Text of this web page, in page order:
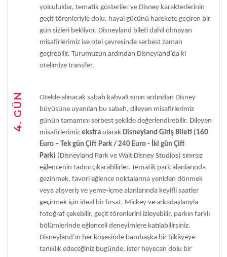
yolculuklar, tematik gösteriler ve Disney karakterlerinin
geçit törenleriyle dolu, hayal gücünü harekete geçiren bir
gün sizleri bekliyor. Disneyland bileti dahil olmayan
misafirlerimiz ise otel çevresinde serbest zaman
geçirebilir. Turumuzun ardından Disneyland’da ki
otelimize transfer.
4. GÜN
Otelde alınacak sabah kahvaltısının ardından Disney
büyüsüne uyanılan bu sabah, dileyen misafirlerimiz
günün tamamını serbest şekilde değerlendirebilir. Dileyen
misafirlerimiz ekstra olarak Disneyland Giriş Bileti (160
Euro – Tek gün Çift Park / 240 Euro - İki gün Çift
Park) (Disneyland Park ve Walt Disney Studios) sınırsız
eğlencenin tadını çıkarabilirler. Tematik park alanlarında
gezinmek, favori eğlence noktalarına yeniden dönmek
veya alışveriş ve yeme-içme alanlarında keyifli saatler
geçirmek için ideal bir fırsat. Mickey ve arkadaşlarıyla
fotoğraf çekebilir, geçit törenlerini izleyebilir, parkın farklı
bölümlerinde eğlenceli deneyimlere katılabilirsiniz.
Disneyland’ın her köşesinde bambaşka bir hikâyeye
tanıklık edeceğiniz bugünde, ister heyecan dolu bir